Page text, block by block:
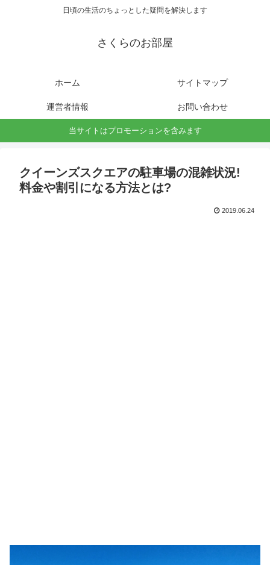
日頃の生活のちょっとした疑問を解決します
さくらのお部屋
ホーム サイトマップ
運営者情報 お問い合わせ
当サイトはプロモーションを含みます
クイーンズスクエアの駐車場の混雑状況!
料金や割引になる方法とは?
2019.06.24